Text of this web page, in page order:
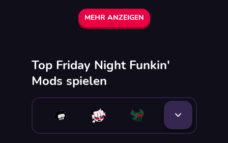
MEHR ANZEIGEN
Top Friday Night Funkin'
Mods spielen